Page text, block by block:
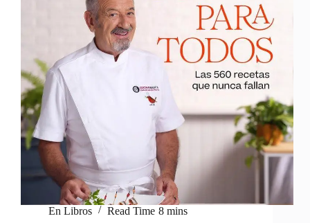
En Libros Read Time 8 mins